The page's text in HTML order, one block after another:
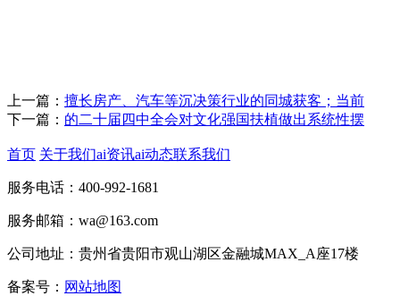
上一篇： 擅长房产、汽车等沉决策行业的同城获客；当前
下一篇： 的二十届四中全会对文化强国扶植做出系统性摆
首页 关于我们ai资讯ai动态联系我们
服务电话：400-992-1681
服务邮箱：wa@163.com
公司地址：贵州省贵阳市观山湖区金融城MAX_A座17楼
备案号： 网站地图